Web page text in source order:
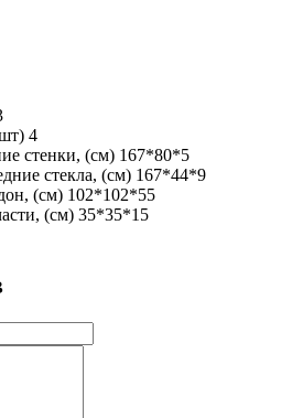
4
стенки, (см) 167*80*5
стекла, (см) 167*44*9
(см) 102*102*55
(см) 35*35*15